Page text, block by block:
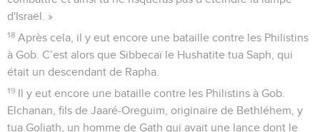
d'Israël. »
18 Après cela, il y eut encore une bataille contre les Philistins
à Gob. C’est alors que Sibbecaï le Hushatite tua Saph, qui
était un descendant de Rapha.
19 Il y eut encore une bataille contre les Philistins à Gob.
Elchanan, fils de Jaaré-Oreguim, originaire de Bethléhem, y
tua Goliath, un homme de Gath qui avait une lance dont le